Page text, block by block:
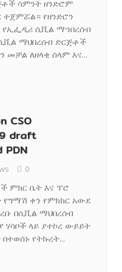
ሳምንት ዘንድሮም
የዘንድሮን
ሲቪል ማኀበረሰብ
ማህበረሰብ ድርጅቶች
መቻል ለዘላቂ ሰላም እና...
CSO
draft
PDN
0
ምክር ቤት እና ፕሮ
የግማሽ ቀን የምክክር አውደ
በሲቪል ማህበረሰብ
ሃሳቦች ላይ ያተኮረ ውይይት
የትኩረት...